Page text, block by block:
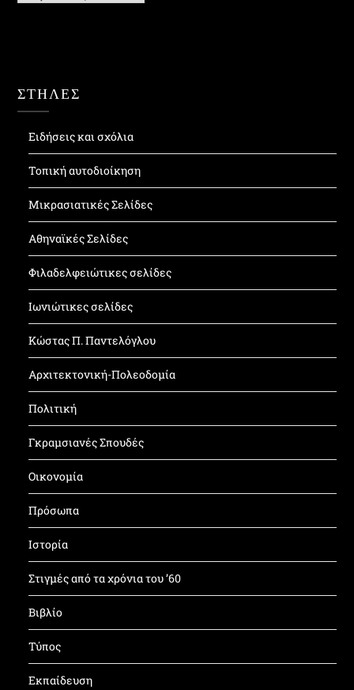
ΣΤΗΛΕΣ
Ειδήσεις και σχόλια
Τοπική αυτοδιοίκηση
Μικρασιατικές Σελίδες
Αθηναϊκές Σελίδες
Φιλαδελφειώτικες σελίδες
Ιωνιώτικες σελίδες
Κώστας Π. Παντελόγλου
Αρχιτεκτονική-Πολεοδομία
Πολιτική
Γκραμσιανές Σπουδές
Οικονομία
Πρόσωπα
Ιστορία
Στιγμές από τα χρόνια του ’60
Βιβλίο
Τύπος
Εκπαίδευση